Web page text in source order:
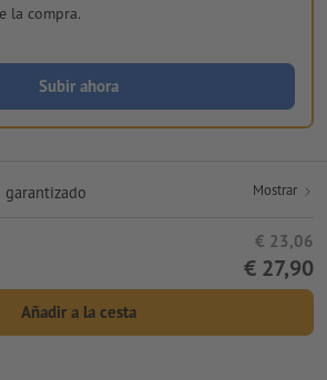
la compra.
Subir ahora
garantizado Mostrar
€ 23,06
€ 27,90
Añadir a la cesta